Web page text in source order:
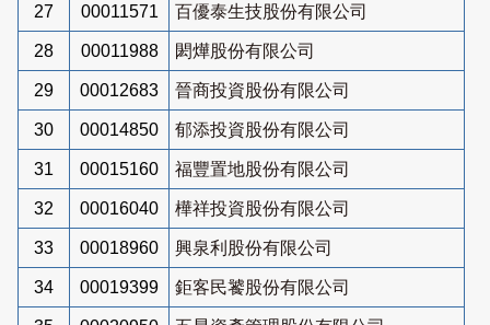
27 00011571 百優泰生技股份有限公司
28 00011988 閎燁股份有限公司
29 00012683 晉商投資股份有限公司
30 00014850 郁添投資股份有限公司
31 00015160 福豐置地股份有限公司
32 00016040 樺祥投資股份有限公司
33 00018960 興泉利股份有限公司
34 00019399 鉅客民饕股份有限公司